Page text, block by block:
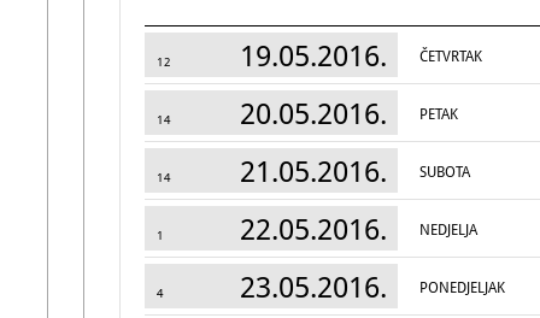
12 19.05.2016. ČETVRTAK
14 20.05.2016. PETAK
14 21.05.2016. SUBOTA
1 22.05.2016. NEDJELJA
4 23.05.2016. PONEDJELJAK